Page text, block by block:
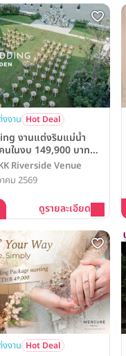
งาน Hot Deal
งานแต่งริมแม่น้ำ
นในงบ 149,900 บาท
คน)
Riverside Venue
คม 2569
ดูรายละเอียด
งาน Hot Deal